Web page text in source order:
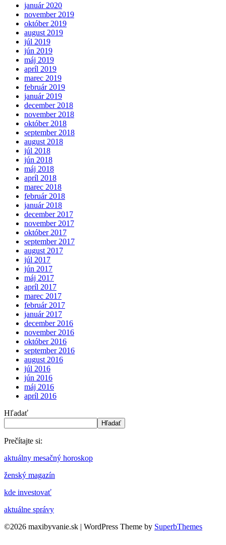
január 2020
november 2019
október 2019
august 2019
júl 2019
jún 2019
máj 2019
apríl 2019
marec 2019
február 2019
január 2019
december 2018
november 2018
október 2018
september 2018
august 2018
júl 2018
jún 2018
máj 2018
apríl 2018
marec 2018
február 2018
január 2018
december 2017
november 2017
október 2017
september 2017
august 2017
júl 2017
jún 2017
máj 2017
apríl 2017
marec 2017
február 2017
január 2017
december 2016
november 2016
október 2016
september 2016
august 2016
júl 2016
jún 2016
máj 2016
apríl 2016
Hľadať
Hľadať
Prečítajte si:
aktuálny mesačný horoskop
ženský magazín
kde investovať
aktuálne správy
©2026 maxibyvanie.sk | WordPress Theme by SuperbThemes